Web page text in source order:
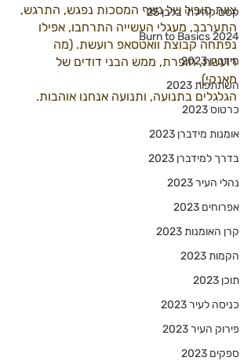
קסם קהילתי בלבן 25
Burn to Basics 2024
מידברן 2023
השתתפות 2023
כרטוס 2023
אומנות מידברן 2023
בדרך למידברן 2023
נהלי העיר 2023
אפרוחים 2023
קרן האומנות 2023
הקמות 2023
תוכן 2023
כניסה לעיר 2023
פירוק העיר 2023
ספקים 2023
צוות מוביל של נשף המסכות נפגש, התרגש,
התערבב, מעגלי העשייה התרחבו, אפילו
נפתחה קבוצת וואטסאפ רועשת. (מה
רועשת, חופרת, ממש הבני דודים של
מאנקי).
הגלגלים בתנועה, ותנועה אנחנו אוהבות.